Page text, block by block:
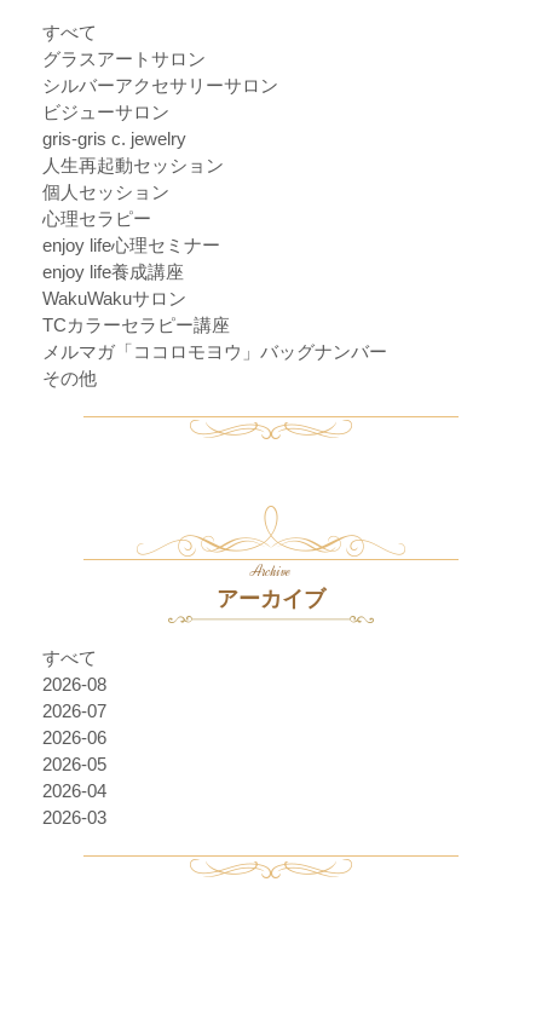
すべて
グラスアートサロン
シルバーアクセサリーサロン
ビジューサロン
gris-gris c. jewelry
人生再起動セッション
個人セッション
心理セラピー
enjoy life心理セミナー
enjoy life養成講座
WakuWakuサロン
TCカラーセラピー講座
メルマガ「ココロモヨウ」バッグナンバー
その他
Archive
アーカイブ
すべて
2026-08
2026-07
2026-06
2026-05
2026-04
2026-03